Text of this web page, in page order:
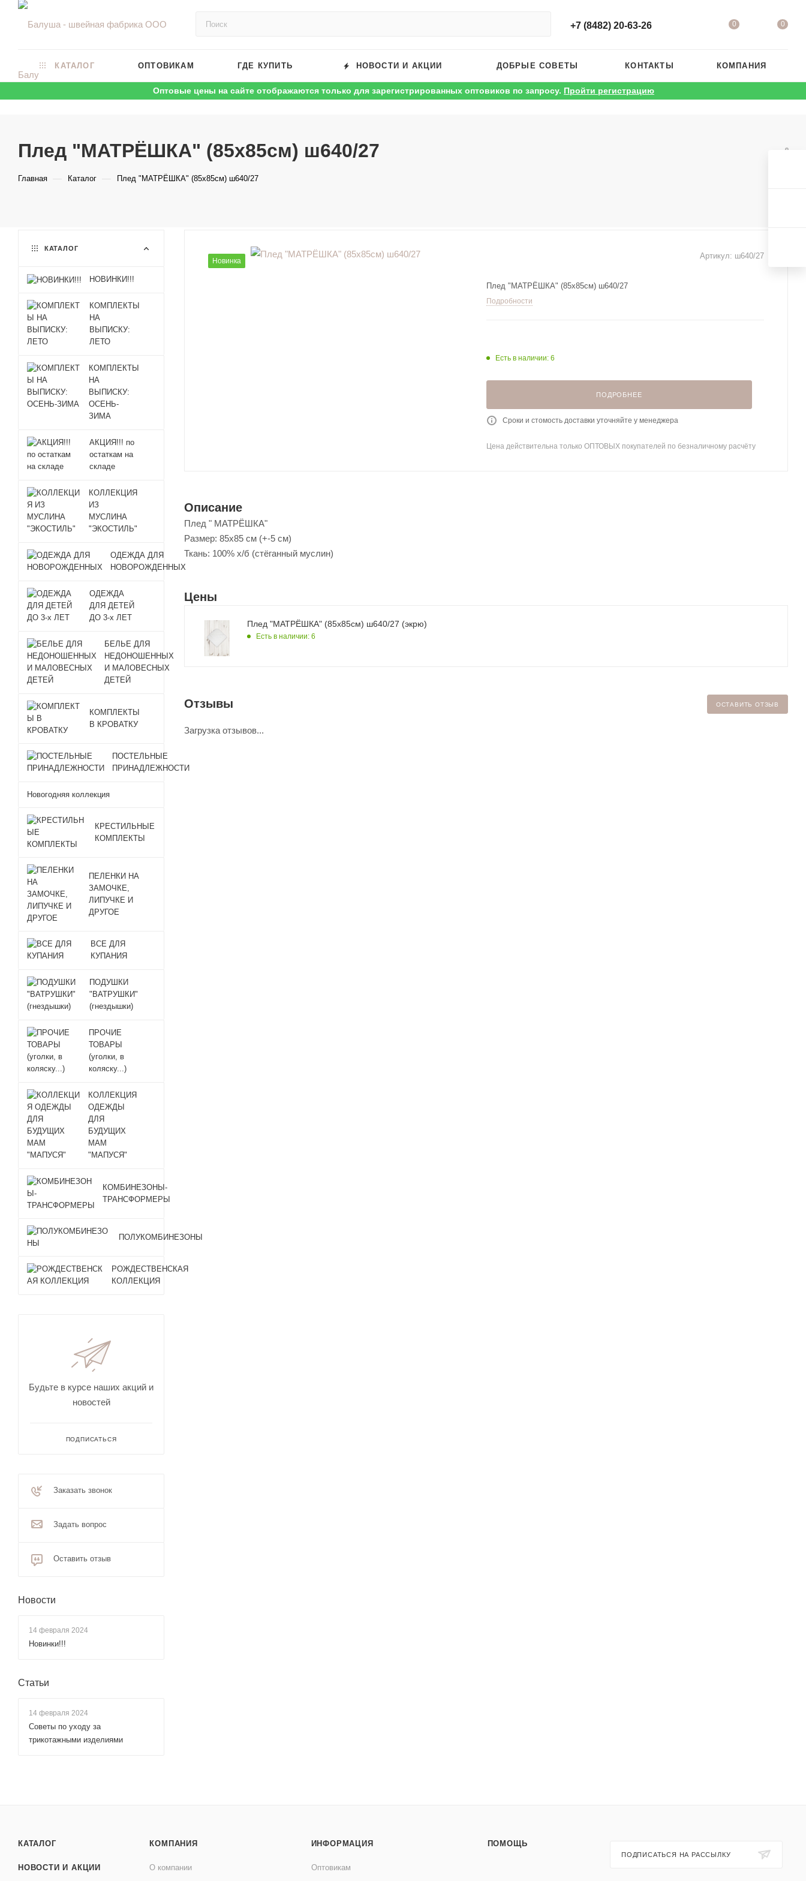
+7 (8482) 20-63-26 0 0
КАТАЛОГ ОПТОВИКАМ ГДЕ КУПИТЬ НОВОСТИ И АКЦИИ ДОБРЫЕ СОВЕТЫ КОНТАКТЫ КОМПАНИЯ
Оптовые цены на сайте отображаются только для зарегистрированных оптовиков по запросу. Пройти регистрацию
Плед "МАТРЁШКА" (85х85см) ш640/27
Главная — Каталог — Плед "МАТРЁШКА" (85х85см) ш640/27
Новинка
Артикул: ш640/27
Плед "МАТРЁШКА" (85х85см) ш640/27
Подробности
Есть в наличии: 6
ПОДРОБНЕЕ
Сроки и стомость доставки уточняйте у менеджера
Цена действительна только ОПТОВЫХ покупателей по безналичному расчёту
Описание
Плед " МАТРЁШКА"
Размер: 85х85 см (+-5 см)
Ткань: 100% х/б (стёганный муслин)
Цены
Плед "МАТРЁШКА" (85х85см) ш640/27 (экрю)
Есть в наличии: 6
Отзывы ОСТАВИТЬ ОТЗЫВ
Загрузка отзывов...
КАТАЛОГ
НОВИНКИ!!!
КОМПЛЕКТЫ
НА
ВЫПИСКУ:
ЛЕТО
КОМПЛЕКТЫ
НА
ВЫПИСКУ:
ОСЕНЬ-
ЗИМА
АКЦИЯ!!! по
остаткам на
складе
КОЛЛЕКЦИЯ
ИЗ
МУСЛИНА
"ЭКОСТИЛЬ"
ОДЕЖДА ДЛЯ
НОВОРОЖДЕННЫХ
ОДЕЖДА
ДЛЯ ДЕТЕЙ
ДО 3-х ЛЕТ
БЕЛЬЕ ДЛЯ
НЕДОНОШЕННЫХ
И МАЛОВЕСНЫХ
ДЕТЕЙ
КОМПЛЕКТЫ
В КРОВАТКУ
ПОСТЕЛЬНЫЕ
ПРИНАДЛЕЖНОСТИ
Новогодняя коллекция
КРЕСТИЛЬНЫЕ
КОМПЛЕКТЫ
ПЕЛЕНКИ НА
ЗАМОЧКЕ,
ЛИПУЧКЕ И
ДРУГОЕ
ВСЕ ДЛЯ
КУПАНИЯ
ПОДУШКИ
"ВАТРУШКИ"
(гнездышки)
ПРОЧИЕ
ТОВАРЫ
(уголки, в
коляску...)
КОЛЛЕКЦИЯ
ОДЕЖДЫ
ДЛЯ
БУДУЩИХ
МАМ
"МАПУСЯ"
КОМБИНЕЗОНЫ-
ТРАНСФОРМЕРЫ
ПОЛУКОМБИНЕЗОНЫ
РОЖДЕСТВЕНСКАЯ
КОЛЛЕКЦИЯ
Будьте в курсе наших акций и
новостей
ПОДПИСАТЬСЯ
Заказать звонок
Задать вопрос
Оставить отзыв
Новости
14 февраля 2024
Новинки!!!
Статьи
14 февраля 2024
Советы по уходу за
трикотажными изделиями
КАТАЛОГ
НОВОСТИ И АКЦИИ
КОМПАНИЯ
О компании
ИНФОРМАЦИЯ
Оптовикам
ПОМОЩЬ
ПОДПИСАТЬСЯ НА РАССЫЛКУ